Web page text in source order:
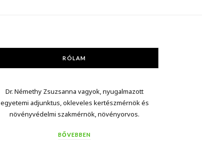
RÓLAM
Dr. Némethy Zsuzsanna vagyok, nyugalmazott
egyetemi adjunktus, okleveles kertészmérnök és
növényvédelmi szakmérnök, növényorvos.
BŐVEBBEN